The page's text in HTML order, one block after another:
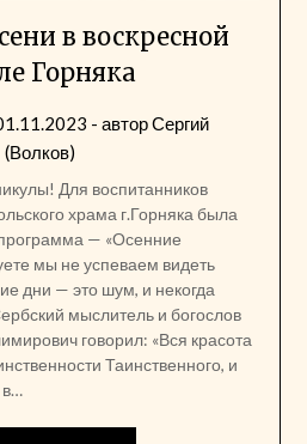
в воскресной
Горняка
- авторСергий
(Волков)
Для воспитанников
храма г.Горняка была
— «Осенние
мы не успеваем видеть
дни — это шум, и некогда
мыслитель и богослов
говорил: «Вся красота
Таинственного, и
в…